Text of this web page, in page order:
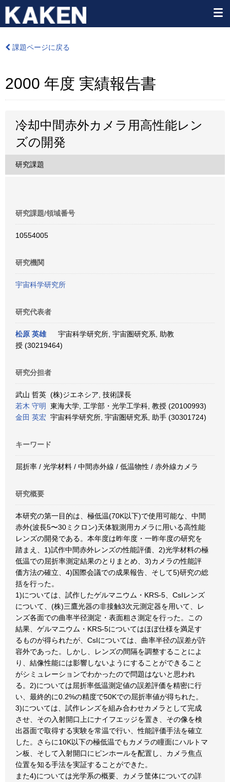
課題ページに戻る
2000 年度 実績報告書
冷却中間赤外カメラ用高性能レン
ズの開発
研究課題
研究課題/領域番号
10554005
研究機関
宇宙科学研究所
研究代表者
松原 英雄
宇宙科学研究所, 宇宙圏研究系, 助教
授 (30219464)
研究分担者
武山 哲英 (株)ジエネシア, 技術課長
若木 守明
東海大学, 工学部・光学工学科, 教授 (20100993)
金田 英宏 宇宙科学研究所, 宇宙圏研究系, 助手 (30301724)
キーワード
屈折率 / 光学材料 / 中間赤外線 / 低温物性 / 赤外線カメラ
研究概要
本研究の第一目的は、極低温(70K以下)で使用可能な、中間
赤外(波長5〜30ミクロン)天体観測用カメラに用いる高性能
レンズの開発である。本年度は昨年度・一昨年度の研究を
踏まえ、1)試作中間赤外レンズの性能評価、2)光学材料の極
低温での屈折率測定結果のとりまとめ、3)カメラの性能評
価方法の確立、4)国際会議での成果報告、そして5)研究の総
括を行った。
1)については、試作したゲルマニウム・KRS-5、CsIレンズ
について、(株)三鷹光器の非接触3次元測定器を用いて、レ
ンズ各面での曲率半径測定・表面粗さ測定を行った。この
結果、ゲルマニウム・KRS-5についてはほぼ仕様を満足す
るものが得られたが、CsIについては、曲率半径の誤差が許
容外であった。しかし、レンズの間隔を調整することによ
り、結像性能には影響しないようにすることができること
がシミュレーションでわかったので問題はないと思われ
る。2)については屈折率低温測定値の誤差評価を精密に行
い、最終的に0.2%の精度で50Kでの屈折率値が得ちれた。
3)については、試作レンズを組み合わせカメラとして完成
させ、その入射開口上にナイフエッジを置き、その像を検
出器面で取得する実験を常温で行い、性能評価手法を確立
した。さらに10K以下の極低温でもカメラの瞳面にハルトマ
ン板、そして入射開口にピンホールを配置し、カメラ焦点
位置を知る手法を実証することができた。
また4)については光学系の概要、カメラ筐体についての詳